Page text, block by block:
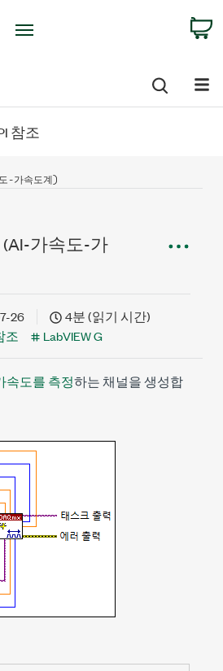
Search
참조
-가속도계)
(AI-가속도-가
26
4분 (읽기 시간)
조 LabVIEW G
속도를 측정하는 채널을 생성합